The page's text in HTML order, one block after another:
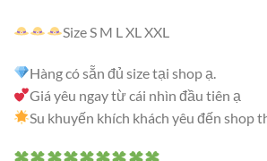
Size S M L XL XXL
Hàng có sẵn đủ size tại shop ạ.
Giá yêu ngay từ cái nhìn đầu tiên ạ
Su khuyến khích khách yêu đến shop